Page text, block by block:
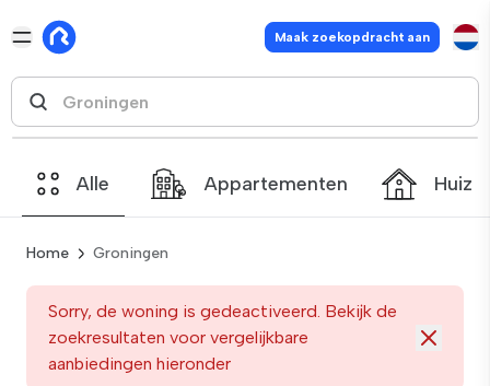
Maak zoekopdracht aan
Alle Appartementen
Home Groningen
Sorry, de woning is gedeactiveerd. Bekijk de
zoekresultaten voor vergelijkbare
aanbiedingen hieronder